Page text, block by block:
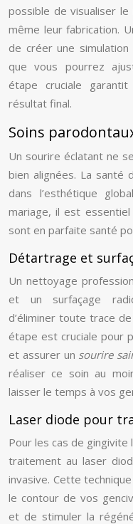
possible de visualiser
même leur fabrication.
de créer une
que vous pourrez
étape cruciale
résultat final.
Soins
Un sourire éclatant ne
bien alignées. La santé
dans l’esthétique
mariage, il est
sont en parfaite santé
Détartrage et
Un nettoyage
et un surfaçage
d’éliminer toute trace
étape est cruciale pour
et assurer un sourire
réaliser ce soin au
laisser le temps à vos
Laser diode pour
Pour les cas de
traitement au laser
invasive. Cette
le contour de vos
et de stimuler la